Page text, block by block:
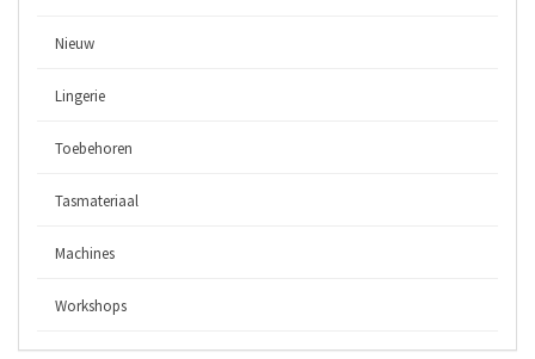
Nieuw
Lingerie
Toebehoren
Tasmateriaal
Machines
Workshops